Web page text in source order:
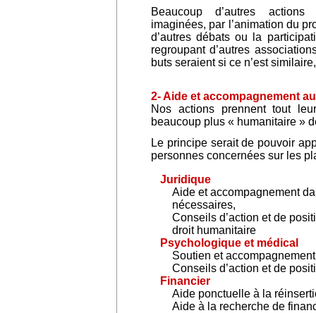
Beaucoup d’autres
imaginées, par l’animation du
d’autres débats ou la
regroupant d’autres
buts seraient si ce n’est
2- Aide et accompagnement
Nos actions prennent tout
beaucoup plus « humanitaire »
Le principe serait de pouvoir
personnes concernées sur les
Juridique
Aide et accompagnement
nécessaires,
Conseils d’action et de
droit humanitaire
Psychologique et médical
Soutien et
Conseils d’action et de
Financier
Aide ponctuelle à la
Aide à la recherche de